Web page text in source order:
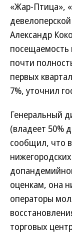
«Жар-Птица»,
Александр
посещаемость
почти
первых
7%, уточнил
Генеральный
(владеет 50%
сообщил, что
оценкам, она
операторы
торговых